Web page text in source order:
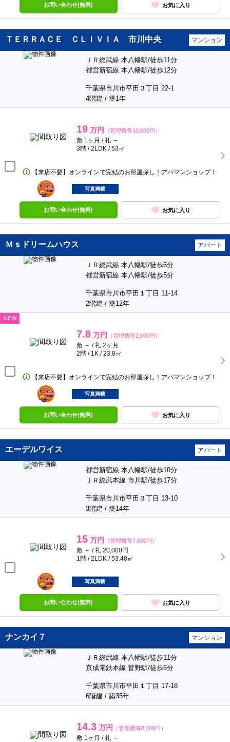
お問い合わせ(無料) お気に入り
ＴＥＲＲＡＣＥ ＣＬＩＶＩＡ 市川中央 マンション
ＪＲ総武線 本八幡駅/徒歩11分
都営新宿線 本八幡駅/徒歩12分
千葉県市川市平田３丁目 22-1
4階建 / 築1年
19 万円 （管理費等10,000円）
敷 1ヶ月 / 礼 －
3階 / 2LDK / 53㎡
【来店不要】オンラインで完結のお部屋探し！アパマンショップ！
ポンタ
部屋
写真満載
お問い合わせ(無料) お気に入り
Ｍｓドリームハウス アパート
ＪＲ総武線 本八幡駅/徒歩6分
都営新宿線 本八幡駅/徒歩5分
千葉県市川市平田１丁目 11-14
2階建 / 築12年
NEW
7.8 万円 （管理費等2,000円）
敷 － / 礼 2ヶ月
2階 / 1K / 23.8㎡
【来店不要】オンラインで完結のお部屋探し！アパマンショップ！
ポンタ
部屋
写真満載
お問い合わせ(無料) お気に入り
エーデルワイス アパート
都営新宿線 本八幡駅/徒歩10分
ＪＲ総武本線 市川駅/徒歩17分
千葉県市川市平田３丁目 13-10
3階建 / 築14年
15 万円 （管理費等7,500円）
敷 － / 礼 20,000円
1階 / 2LDK / 53.48㎡
ポンタ
部屋
写真満載
お問い合わせ(無料) お気に入り
ナンカイ７ マンション
ＪＲ総武線 本八幡駅/徒歩11分
京成電鉄本線 菅野駅/徒歩6分
千葉県市川市平田１丁目 17-18
6階建 / 築35年
14.3 万円 （管理費等8,000円）
敷 1ヶ月 / 礼 －